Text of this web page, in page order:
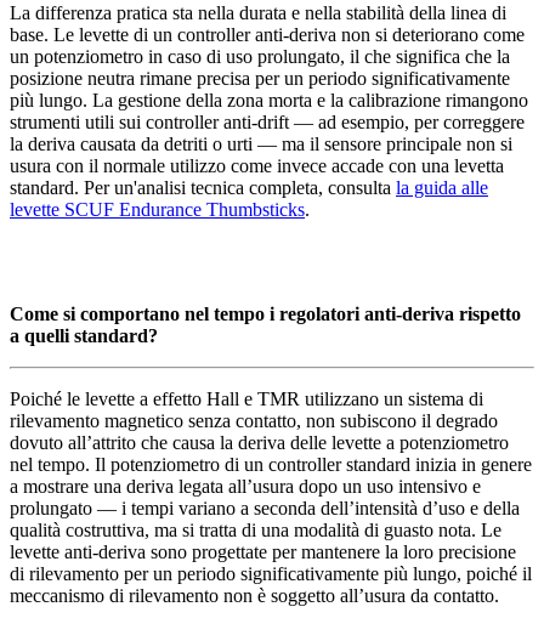
La differenza pratica sta nella durata e nella stabilità della linea di
base. Le levette di un controller anti-deriva non si deteriorano come
un potenziometro in caso di uso prolungato, il che significa che la
posizione neutra rimane precisa per un periodo significativamente
più lungo. La gestione della zona morta e la calibrazione rimangono
strumenti utili sui controller anti-drift — ad esempio, per correggere
la deriva causata da detriti o urti — ma il sensore principale non si
usura con il normale utilizzo come invece accade con una levetta
standard. Per un'analisi tecnica completa, consulta la guida alle
levette SCUF Endurance Thumbsticks.
Come si comportano nel tempo i regolatori anti-deriva rispetto
a quelli standard?
Poiché le levette a effetto Hall e TMR utilizzano un sistema di
rilevamento magnetico senza contatto, non subiscono il degrado
dovuto all’attrito che causa la deriva delle levette a potenziometro
nel tempo. Il potenziometro di un controller standard inizia in genere
a mostrare una deriva legata all’usura dopo un uso intensivo e
prolungato — i tempi variano a seconda dell’intensità d’uso e della
qualità costruttiva, ma si tratta di una modalità di guasto nota. Le
levette anti-deriva sono progettate per mantenere la loro precisione
di rilevamento per un periodo significativamente più lungo, poiché il
meccanismo di rilevamento non è soggetto all’usura da contatto.